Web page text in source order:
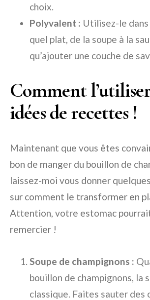
choix.
Polyvalent : Utilisez-le dans
quel plat, de la soupe à la
qu’ajouter une couche de
Comment
idées de recettes !
Maintenant que vous êtes
bon de manger du bouillon de
laissez-moi vous donner
sur comment le transformer en
Attention, votre estomac
remercier !
Soupe de champignons :
bouillon de champignons, la
classique. Faites sauter des